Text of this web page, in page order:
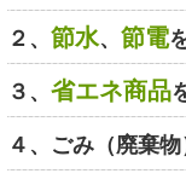
２、 節水、 節電
３、 省エネ商品
４、ごみ（廃棄物